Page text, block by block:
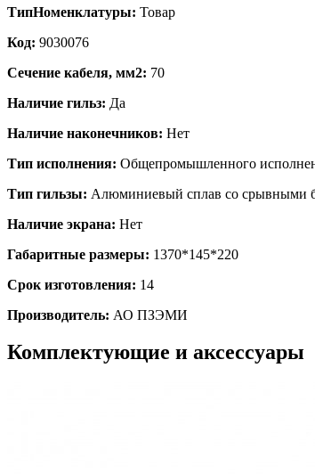
ТипНоменклатуры: Товар
Код: 9030076
Сечение кабеля, мм2: 70
Наличие гильз: Да
Наличие наконечников: Нет
Тип исполнения: Общепромышленного
Тип гильзы: Алюминиевый сплав со срывными
Наличие экрана: Нет
Габаритные размеры: 1370*145*220
Срок изготовления: 14
Производитель: АО ПЗЭМИ
Комплектующие и аксессуары